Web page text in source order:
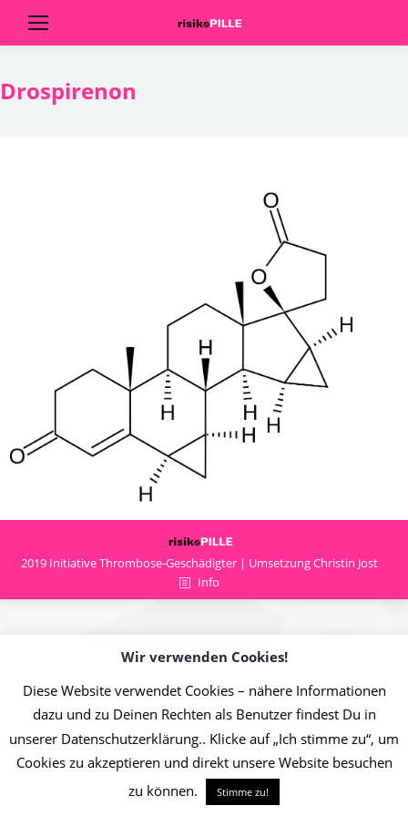
Drospirenon
2019 Initiative Thrombose-Geschädigter | Umsetzung Christin Jost
Info
Wir verwenden Cookies!
Diese Website verwendet Cookies – nähere Informationen
dazu und zu Deinen Rechten als Benutzer findest Du in
unserer Datenschutzerklärung.. Klicke auf „Ich stimme zu“, um
Cookies zu akzeptieren und direkt unsere Website besuchen
zu können.
Stimme zu!